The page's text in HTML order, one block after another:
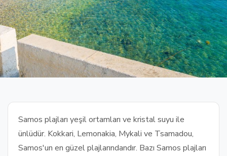
Samos plajları yeşil ortamları ve kristal suyu ile
ünlüdür. Kokkari, Lemonakia, Mykali ve Tsamadou,
Samos'un en güzel plajlarındandır. Bazı Samos plajları